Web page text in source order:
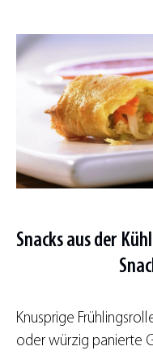
Snacks aus der
Knusprige
oder würzig panierte